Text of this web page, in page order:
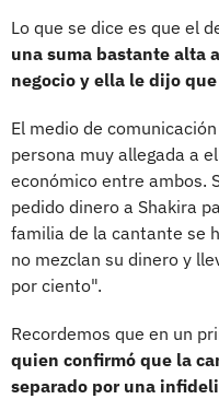
Lo que se dice es que el
una suma bastante alta
negocio y ella le dijo
El medio de
persona muy allegada a
económico entre ambos.
pedido dinero a Shakira
familia de la cantante se
no mezclan su dinero y
por ciento".
Recordemos que en un
quien confirmó que la
separado por una